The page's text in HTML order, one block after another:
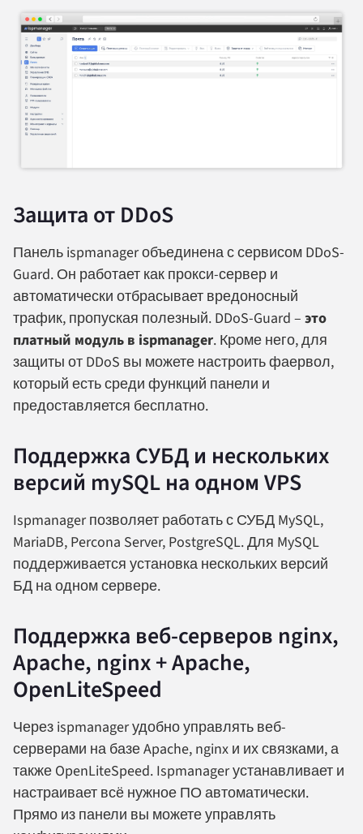
Защита от DDoS
Панель ispmanager объединена с сервисом DDoS-
Guard. Он работает как прокси-сервер и
автоматически отбрасывает вредоносный
трафик, пропуская полезный. DDoS-Guard – это
платный модуль в ispmanager. Кроме него, для
защиты от DDoS вы можете настроить фаервол,
который есть среди функций панели и
предоставляется бесплатно.
Поддержка СУБД и нескольких
версий mySQL на одном VPS
Ispmanager позволяет работать с СУБД MySQL,
MariaDB, Percona Server, PostgreSQL. Для MySQL
поддерживается установка нескольких версий
БД на одном сервере.
Поддержка веб-серверов nginx,
Apache, nginx + Apache,
OpenLiteSpeed
Через ispmanager удобно управлять веб-
серверами на базе Apache, nginx и их связками, а
также OpenLiteSpeed. Ispmanager устанавливает и
настраивает всё нужное ПО автоматически.
Прямо из панели вы можете управлять